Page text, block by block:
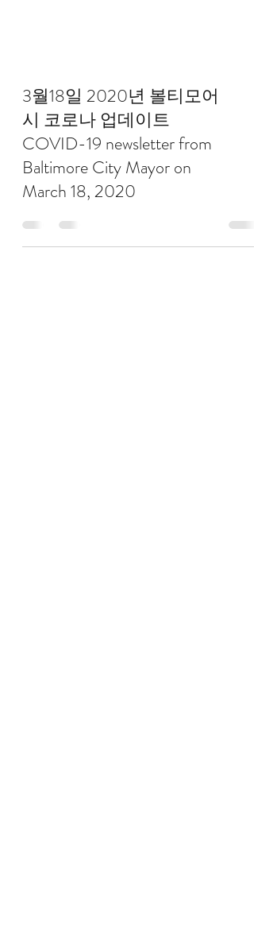
3월18일 2020년 볼티모어
시 코로나 업데이트
COVID-19 newsletter from
Baltimore City Mayor on
March 18, 2020